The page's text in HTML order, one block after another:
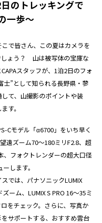
のトレッキングで
一歩～
で皆さん、この夏はカメラを
しょう？ 山は被写体の宝庫な
スタッフが、1泊2日のフォ
士”として知られる長野県・蓼
て、山撮影のポイントや装
す。
Cモデル「α6700」をいち早く
遠ズーム70～180ミリF2.8、超
、フォクトレンダーの超大口径
します。
では、パナソニックLUMIX
ーム、LUMIX S PRO 16～35ミ
をチェック。さらに、写真か
サポートする、おすすめ雲台